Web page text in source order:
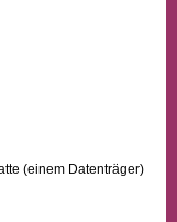
(einem Datenträger)